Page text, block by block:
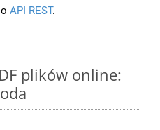
API REST.
plików online: